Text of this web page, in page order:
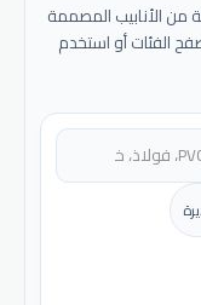
الأنابيب المصممة
الفئات أو استخدم